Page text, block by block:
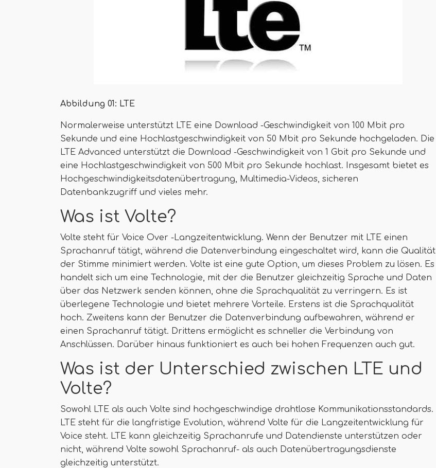
Abbildung 01: LTE
Normalerweise unterstützt LTE eine Download -Geschwindigkeit von 100 Mbit pro
Sekunde und eine Hochlastgeschwindigkeit von 50 Mbit pro Sekunde hochgeladen. Die
LTE Advanced unterstützt die Download -Geschwindigkeit von 1 Gbit pro Sekunde und
eine Hochlastgeschwindigkeit von 500 Mbit pro Sekunde hochlast. Insgesamt bietet es
Hochgeschwindigkeitsdatenübertragung, Multimedia-Videos, sicheren
Datenbankzugriff und vieles mehr.
Was ist Volte?
Volte steht für Voice Over -Langzeitentwicklung. Wenn der Benutzer mit LTE einen
Sprachanruf tätigt, während die Datenverbindung eingeschaltet wird, kann die Qualität
der Stimme minimiert werden. Volte ist eine gute Option, um dieses Problem zu lösen. Es
handelt sich um eine Technologie, mit der die Benutzer gleichzeitig Sprache und Daten
über das Netzwerk senden können, ohne die Sprachqualität zu verringern. Es ist
überlegene Technologie und bietet mehrere Vorteile. Erstens ist die Sprachqualität
hoch. Zweitens kann der Benutzer die Datenverbindung aufbewahren, während er
einen Sprachanruf tätigt. Drittens ermöglicht es schneller die Verbindung von
Anschlüssen. Darüber hinaus funktioniert es auch bei hohen Frequenzen auch gut.
Was ist der Unterschied zwischen LTE und
Volte?
Sowohl LTE als auch Volte sind hochgeschwindige drahtlose Kommunikationsstandards.
LTE steht für die langfristige Evolution, während Volte für die Langzeitentwicklung für
Voice steht. LTE kann gleichzeitig Sprachanrufe und Datendienste unterstützen oder
nicht, während Volte sowohl Sprachanruf- als auch Datenübertragungsdienste
gleichzeitig unterstützt.